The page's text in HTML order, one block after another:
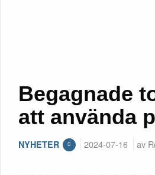
Begagnade
att använda
NYHETER 2024-07-16 av